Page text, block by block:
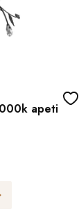
apeti
do